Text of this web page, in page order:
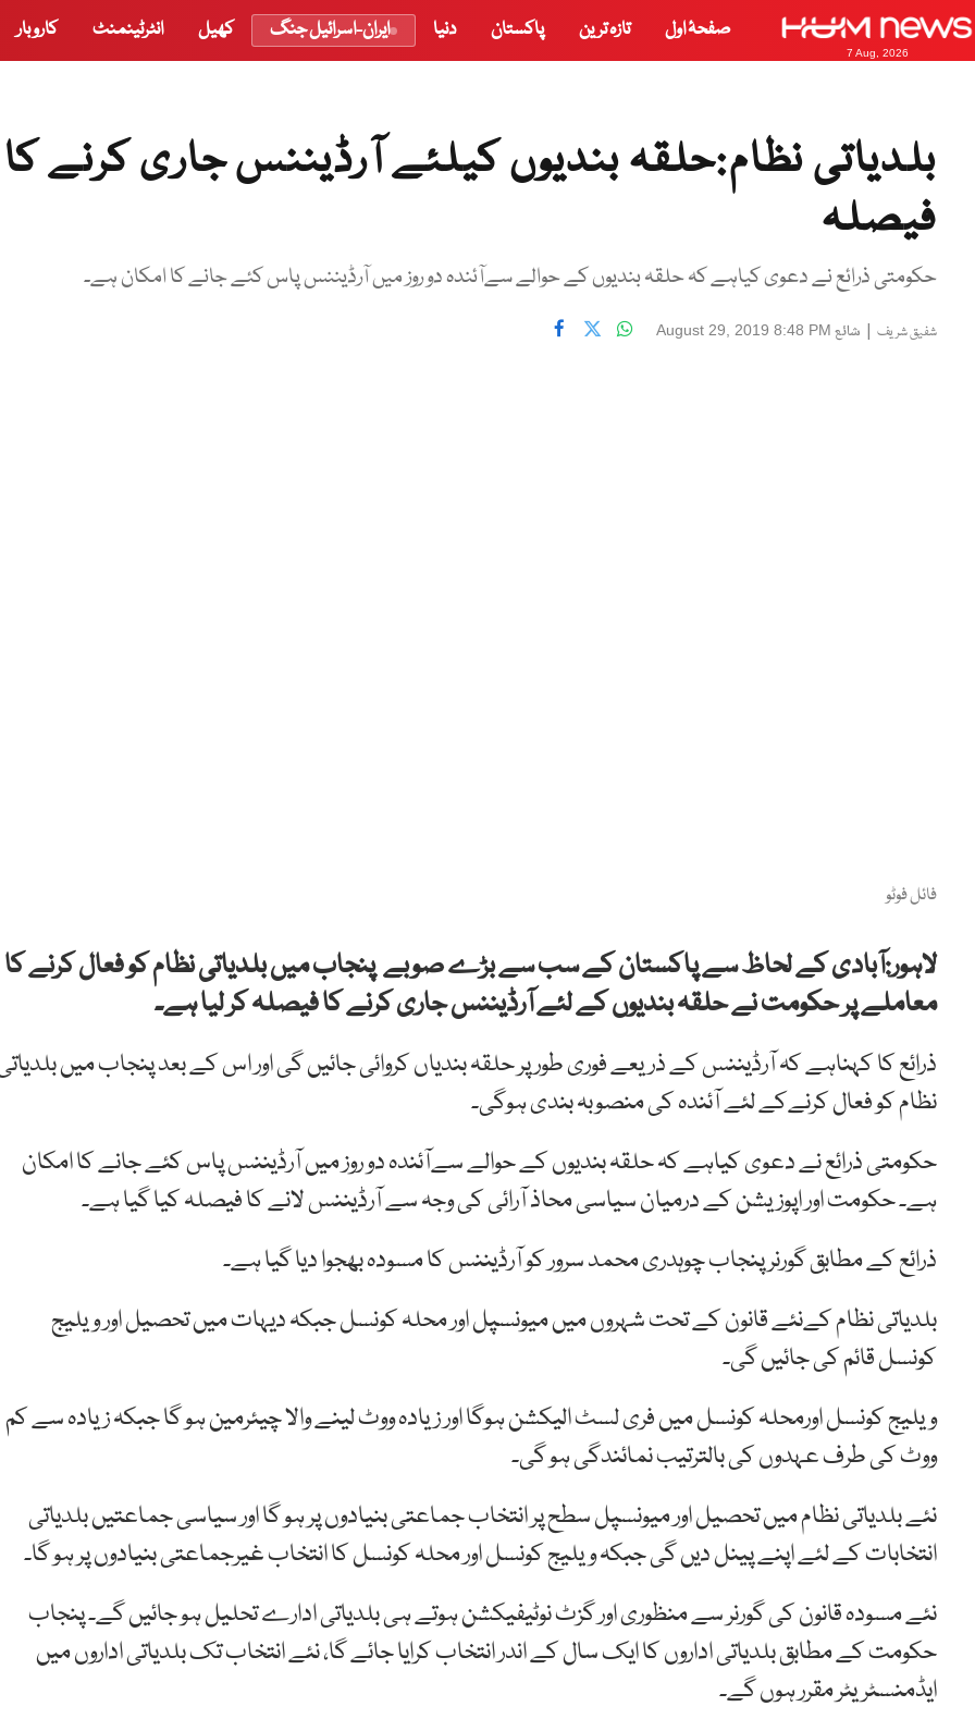
7 Aug, 2026
صفحۂ اول تازہ ترین پاکستان دنیا ایران-اسرائیل جنگ کھیل انٹرٹینمنٹ کاروبار
بلدیاتی نظام:حلقہ بندیوں کیلئے آرڈیننس جاری کرنے کا
فیصلہ
حکومتی ذرائع نے دعوی کیاہے کہ حلقہ بندیوں کے حوالے سےآئندہ دو روز میں آرڈیننس پاس کئے جانے کا امکان ہے۔
شفیق شریف | شائع August 29, 2019 8:48 PM
فائل فوٹو
لاہور:آبادی کے لحاظ سے پاکستان کے سب سے بڑے صوبے پنجاب میں بلدیاتی نظام کو فعال کرنے کا
معاملے پر حکومت نے حلقہ بندیوں کے لئے آرڈیننس جاری کرنے کا فیصلہ کر لیا ہے۔
ذرائع کا کہناہے کہ آرڈیننس کے ذریعے فوری طور پر حلقہ بندیاں کروائی جائیں گی اور اس کے بعد پنجاب میں
نظام کو فعال کرنےکے لئے آئندہ کی منصوبہ بندی ہوگی۔
حکومتی ذرائع نے دعوی کیاہے کہ حلقہ بندیوں کے حوالے سےآئندہ دو روز میں آرڈیننس پاس کئے جانے کا امکان
ہے۔ حکومت اور اپوزیشن کے درمیان سیاسی محاذ آرائی کی وجہ سے آرڈیننس لانے کا فیصلہ کیا گیا ہے۔
ذرائع کے مطابق گورنر پنجاب چوہدری محمد سرور کو آرڈیننس کا مسودہ بھجوا دیا گیا ہے۔
بلدیاتی نظام کےنئے قانون کے تحت شہروں میں میونسپل اور محلہ کونسل جبکہ دیہات میں تحصیل اور ویلیج
کونسل قائم کی جائیں گی۔
ویلیج کونسل اورمحلہ کونسل میں فری لسٹ الیکشن ہوگا اور زیادہ ووٹ لینے والا چیئرمین ہو گا جبکہ زیادہ سے کم
ووٹ کی طرف عہدوں کی بالترتیب نمائندگی ہو گی۔
نئے بلدیاتی نظام میں تحصیل اور میونسپل سطح پر انتخاب جماعتی بنیادوں پر ہو گا اور سیاسی جماعتیں بلدیاتی
انتخابات کے لئے اپنے پینل دیں گی جبکہ ویلیج کونسل اور محلہ کونسل کا انتخاب غیرجماعتی بنیادوں پر ہو گا۔
نئے مسودہ قانون کی گورنر سے منظوری اور گزٹ نوٹیفیکشن ہوتے ہی بلدیاتی ادارے تحلیل ہو جائیں گے۔ پنجاب
حکومت کے مطابق بلدیاتی اداروں کا ایک سال کے اندر انتخاب کرایا جائے گا، نئے انتخاب تک بلدیاتی اداروں میں
ایڈمنسٹریٹر مقرر ہوں گے۔